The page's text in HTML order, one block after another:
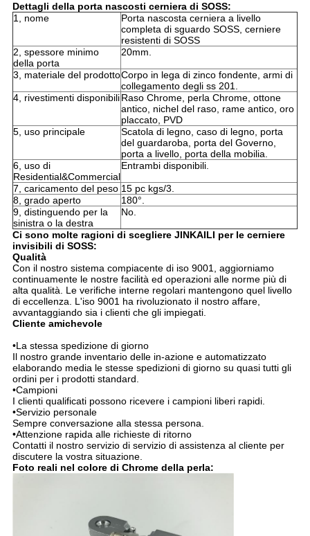
Dettagli della porta nascosti cerniera di SOSS:
1, nome
Porta nascosta cerniera a livello
completa di sguardo SOSS, cerniere
resistenti di SOSS
2, spessore minimo
della porta
20mm.
3, materiale del prodottoCorpo in lega di zinco fondente, armi di
collegamento degli ss 201.
4, rivestimenti disponibiliRaso Chrome, perla Chrome, ottone
antico, nichel del raso, rame antico, oro
placcato, PVD
5, uso principale
Scatola di legno, caso di legno, porta
del guardaroba, porta del Governo,
porta a livello, porta della mobilia.
6, uso di
Residential&Commercial
Entrambi disponibili.
7, caricamento del peso 15 pc kgs/3.
8, grado aperto
180°.
9, distinguendo per la
sinistra o la destra
No.
Ci sono molte ragioni di scegliere JINKAILI per le cerniere
invisibili di SOSS:
Qualità
Con il nostro sistema compiacente di iso 9001, aggiorniamo
continuamente le nostre facilità ed operazioni alle norme più di
alta qualità. Le verifiche interne regolari mantengono quel livello
di eccellenza. L'iso 9001 ha rivoluzionato il nostro affare,
avvantaggiando sia i clienti che gli impiegati.
Cliente amichevole
•La stessa spedizione di giorno
Il nostro grande inventario delle in-azione e automatizzato
elaborando media le stesse spedizioni di giorno su quasi tutti gli
ordini per i prodotti standard.
•Campioni
I clienti qualificati possono ricevere i campioni liberi rapidi.
•Servizio personale
Sempre conversazione alla stessa persona.
•Attenzione rapida alle richieste di ritorno
Contatti il nostro servizio di servizio di assistenza al cliente per
discutere la vostra situazione.
Foto reali nel colore di Chrome della perla: